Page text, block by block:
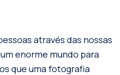
através das nossas
enorme mundo para
que uma fotografia